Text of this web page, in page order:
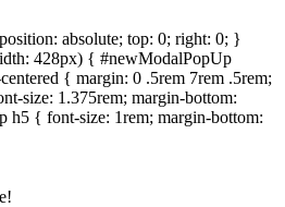
absolute; top: 0; right: 0; }
428px) { #newModalPopUp
{ margin: 0 .5rem 7rem .5rem;
size: 1.375rem; margin-bottom:
h5 { font-size: 1rem; margin-bottom: